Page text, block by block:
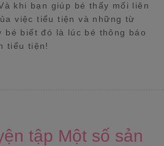
khi bạn giúp bé thấy mối liên
việc tiểu tiện và những từ
bé biết đó là lúc bé thông báo
tiểu tiện!
tập Một số sản